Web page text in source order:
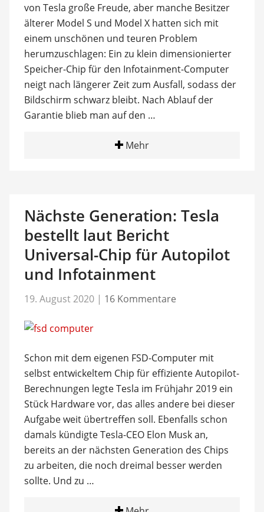
von Tesla große Freude, aber manche Besitzer
älterer Model S und Model X hatten sich mit
einem unschönen und teuren Problem
herumzuschlagen: Ein zu klein dimensionierter
Speicher-Chip für den Infotainment-Computer
neigt nach längerer Zeit zum Ausfall, sodass der
Bildschirm schwarz bleibt. Nach Ablauf der
Garantie blieb man auf den …
Mehr
Nächste Generation: Tesla
bestellt laut Bericht
Universal-Chip für Autopilot
und Infotainment
19. August 2020 | 16 Kommentare
Schon mit dem eigenen FSD-Computer mit
selbst entwickeltem Chip für effiziente Autopilot-
Berechnungen legte Tesla im Frühjahr 2019 ein
Stück Hardware vor, das alles andere bei dieser
Aufgabe weit übertreffen soll. Ebenfalls schon
damals kündigte Tesla-CEO Elon Musk an,
bereits an der nächsten Generation des Chips
zu arbeiten, die noch dreimal besser werden
sollte. Und zu …